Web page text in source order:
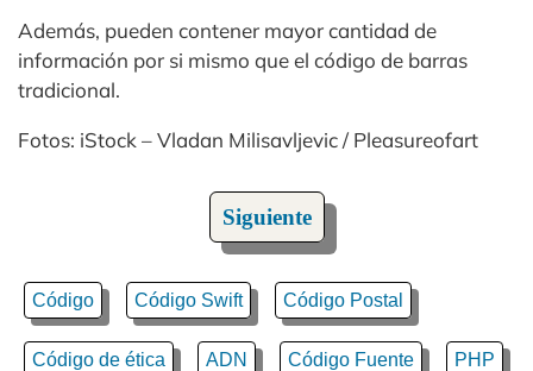
Además, pueden contener mayor cantidad de
información por si mismo que el código de barras
tradicional.
Fotos: iStock – Vladan Milisavljevic / Pleasureofart
Siguiente
Código Código Swift Código Postal
Código de ética ADN Código Fuente PHP